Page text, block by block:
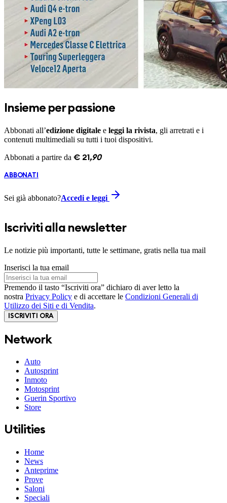
Insieme per passione
Abbonati all’edizione digitale e leggi la rivista, gli arretrati e i
contenuti multimediali su tutti i tuoi dispositivi.
Abbonati a partire da € 21,90
ABBONATI
Sei già abbonato?Accedi e leggi
Iscriviti alla newsletter
Le notizie più importanti, tutte le settimane, gratis nella tua mail
Inserisci la tua email
Premendo il tasto “Iscriviti ora” dichiaro di aver letto la
nostra Privacy Policy e di accettare le Condizioni Generali di
Utilizzo dei Siti e di Vendita.
ISCRIVITI ORA
Network
Auto
Autosprint
Inmoto
Motosprint
Guerin Sportivo
Store
Utilities
Home
News
Anteprime
Prove
Saloni
Speciali